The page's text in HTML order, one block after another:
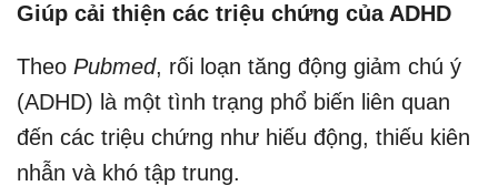
Giúp cải thiện các triệu chứng của ADHD
Theo Pubmed, rối loạn tăng động giảm chú ý
(ADHD) là một tình trạng phổ biến liên quan
đến các triệu chứng như hiếu động, thiếu kiên
nhẫn và khó tập trung.